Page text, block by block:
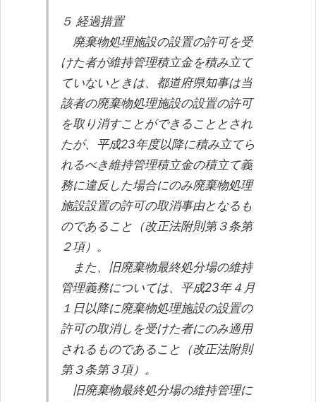
５ 経過措置
廃棄物処理施設の設置の許可を受
けた者が維持管理積立金を積み立て
ていないときは、都道府県知事は当
該者の廃棄物処理施設の設置の許可
を取り消すことができることとされ
たが、平成23年度以降に積み立てら
れるべき維持管理積立金の積立て義
務に違反した場合にのみ廃棄物処理
施設設置の許可の取消事由となるも
のであること（改正法附則第３条第
２項）。
また、旧廃棄物最終処分場の維持
管理義務については、平成23年４月
１日以降に廃棄物処理施設の設置の
許可の取消しを受けた者にのみ適用
されるものであること（改正法附則
第３条第３項）。
旧廃棄物最終処分場の維持管理に